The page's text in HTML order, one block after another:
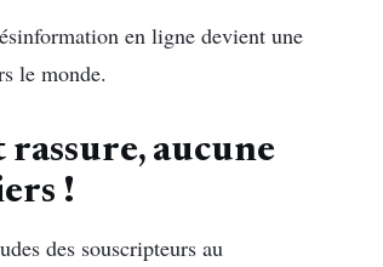
en ligne devient une
le monde.
aucune
!
des souscripteurs au